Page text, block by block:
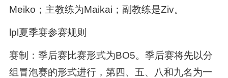
Meiko；主教练为Maikai；副教练是Ziv。
lpl夏季赛参赛规则
赛制：季后赛比赛形式为BO5。季后赛将先以分
组冒泡赛的形式进行，第四、五、八和九名为一